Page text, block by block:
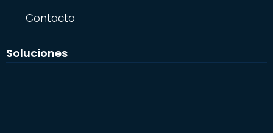
Contacto
Soluciones